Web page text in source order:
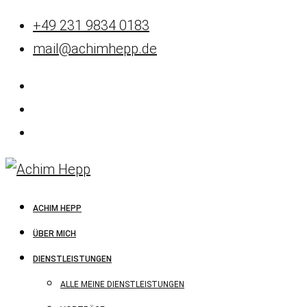
+49 231 9834 0183
mail@achimhepp.de
ACHIM HEPP
ÜBER MICH
DIENSTLEISTUNGEN
ALLE MEINE DIENSTLEISTUNGEN